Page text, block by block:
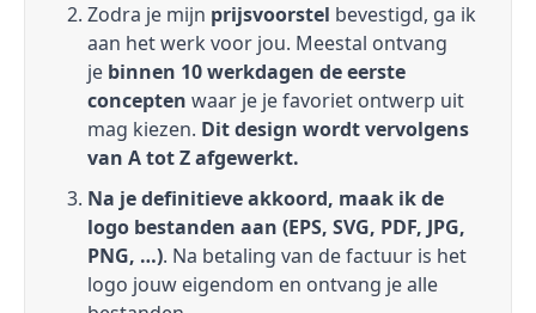
Zodra je mijn prijsvoorstel bevestigd, ga ik
aan het werk voor jou. Meestal ontvang
je binnen 10 werkdagen de eerste
concepten waar je je favoriet ontwerp uit
mag kiezen. Dit design wordt vervolgens
van A tot Z afgewerkt.
Na je definitieve akkoord, maak ik de
logo bestanden aan (EPS, SVG, PDF, JPG,
PNG, …). Na betaling van de factuur is het
logo jouw eigendom en ontvang je alle